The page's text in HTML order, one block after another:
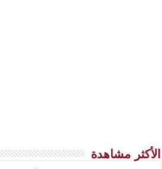
الأكثر مشاهدة